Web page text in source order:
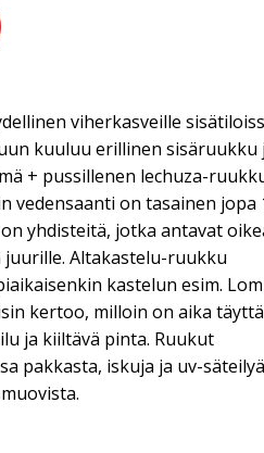
viherkasveille
kuuluu erillinen sisäruukku
+ pussillenen lechuza-
vedensaanti on tasainen jopa
yhdisteitä, jotka antavat
juurille. Altakastelu-ruukku
kastelun esim.
kertoo, milloin on aika
ja kiiltävä pinta. Ruukut
pakkasta, iskuja ja uv-säteilyä